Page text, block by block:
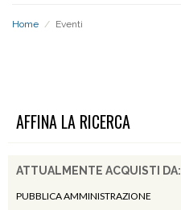
Home / Eventi
AFFINA LA RICERCA
ATTUALMENTE ACQUISTI DA:
PUBBLICA AMMINISTRAZIONE